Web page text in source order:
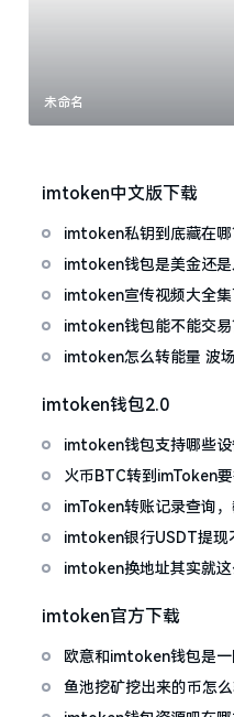
未命名
imtoken中文版下载
imtoken私钥到底藏在哪
心
imtoken钱包是美金还是
面手”
imtoken宣传视频大全集
用
imtoken钱包能不能交易
imtoken怎么转能量 波
imtoken钱包2.0
imtoken钱包支持哪些
火币BTC转到imToken
情况
imToken转账记录查询
imtoken银行USDT提现
搞定
imtoken换地址其实就这
imtoken官方下载
欧意和imtoken钱包是一
包
鱼池挖矿挖出来的币怎